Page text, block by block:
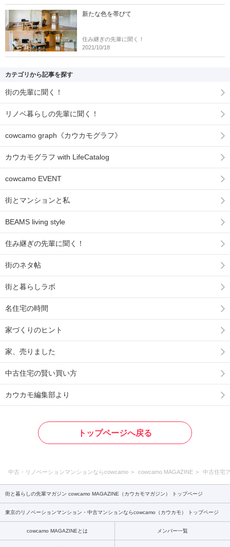
新たな色を帯びて
住み継ぎの先輩に聞く！
2021/10/18
カテゴリから記事を探す
街の先輩に聞く！
リノベ暮らしの先輩に聞く！
cowcamo graph《カウカモグラフ》
カウカモグラフ with LifeCatalog
cowcamo EVENT
街とマンションと私
BEAMS living style
住み継ぎの先輩に聞く！
街のネタ帖
街と暮らしラボ
名住宅の時間
家づくりのヒント
家、売りました
中古住宅の賢い買い方
カウカモ編集部より
トップページへ戻る
中古・リノベーションマンションならcowcamo cowcamo MAGAZINE 中古住宅
街と暮らしの先輩マガジン cowcamo MAGAZINE（カウカモマガジン） トップページ
東京のリノベーションマンション・中古マンションならcowcamo（カウカモ） トップページ
cowcamo MAGAZINEとは メンバー一覧